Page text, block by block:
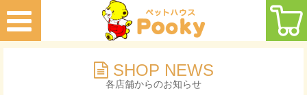
SHOP NEWS
各店舗からのお知らせ